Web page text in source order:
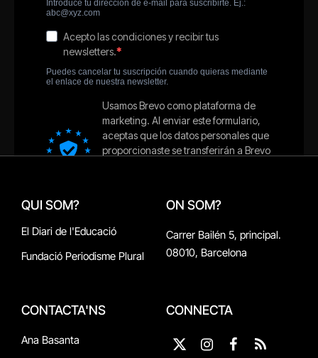
QUI SOM?
El Diari de l'Educació
Fundació Periodisme Plural
ON SOM?
Carrer Bailén 5, principal.
08010, Barcelona
CONTACTA'NS
Ana Basanta
CONNECTA
X
InstagramFacebook
RSS